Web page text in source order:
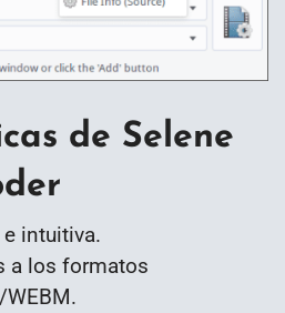
de Selene
intuitiva.
a los formatos